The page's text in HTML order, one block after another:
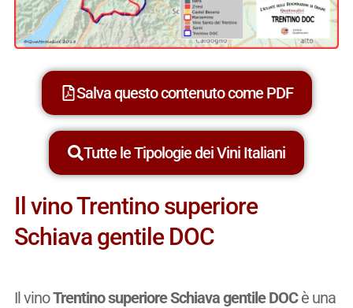
Salva questo contenuto come PDF
Tutte le Tipologie dei Vini Italiani
Il vino Trentino superiore
Schiava gentile DOC
Il vinoTrentino superiore Schiava gentile DOCè una